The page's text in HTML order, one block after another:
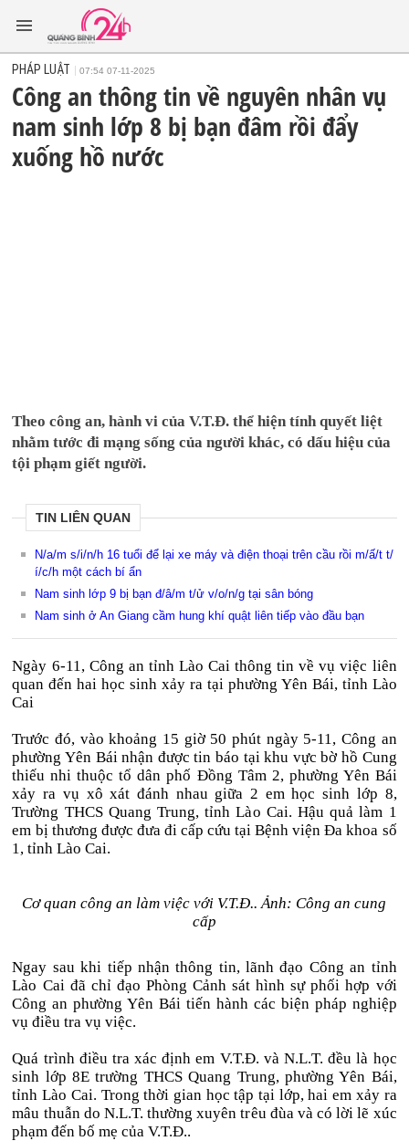
PHÁP LUẬT 07:54 07-11-2025
Công an thông tin về nguyên nhân vụ
nam sinh lớp 8 bị bạn đâm rồi đẩy
xuống hồ nước
Theo công an, hành vi của V.T.Đ. thể hiện tính quyết liệt
nhằm tước đi mạng sống của người khác, có dấu hiệu của
tội phạm giết người.
TIN LIÊN QUAN
N/a/m s/i/n/h 16 tuổi để lại xe máy và điện thoại trên cầu rồi m/ấ/t t/
í/c/h một cách bí ẩn
Nam sinh lớp 9 bị bạn đ/â/m t/ử v/o/n/g tại sân bóng
Nam sinh ở An Giang cầm hung khí quật liên tiếp vào đầu bạn
Ngày 6-11, Công an tỉnh Lào Cai thông tin về vụ việc liên
quan đến hai học sinh xảy ra tại phường Yên Bái, tỉnh Lào
Cai
Trước đó, vào khoảng 15 giờ 50 phút ngày 5-11, Công an
phường Yên Bái nhận được tin báo tại khu vực bờ hồ Cung
thiếu nhi thuộc tổ dân phố Đồng Tâm 2, phường Yên Bái
xảy ra vụ xô xát đánh nhau giữa 2 em học sinh lớp 8,
Trường THCS Quang Trung, tỉnh Lào Cai. Hậu quả làm 1
em bị thương được đưa đi cấp cứu tại Bệnh viện Đa khoa số
1, tỉnh Lào Cai.
Cơ quan công an làm việc với V.T.Đ.. Ảnh: Công an cung
cấp
Ngay sau khi tiếp nhận thông tin, lãnh đạo Công an tỉnh
Lào Cai đã chỉ đạo Phòng Cảnh sát hình sự phối hợp với
Công an phường Yên Bái tiến hành các biện pháp nghiệp
vụ điều tra vụ việc.
Quá trình điều tra xác định em V.T.Đ. và N.L.T. đều là học
sinh lớp 8E trường THCS Quang Trung, phường Yên Bái,
tỉnh Lào Cai. Trong thời gian học tập tại lớp, hai em xảy ra
mâu thuẫn do N.L.T. thường xuyên trêu đùa và có lời lẽ xúc
phạm đến bố mẹ của V.T.Đ..